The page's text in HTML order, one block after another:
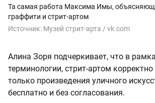
Та самая работа Максима Имы,
граффити и стрит-артом
Источник: Музей стрит-арта / vk.com
Алина Зоря подчеркивает, что в
терминологии, стрит-артом
только произведения уличного
бесплатно и без согласования.